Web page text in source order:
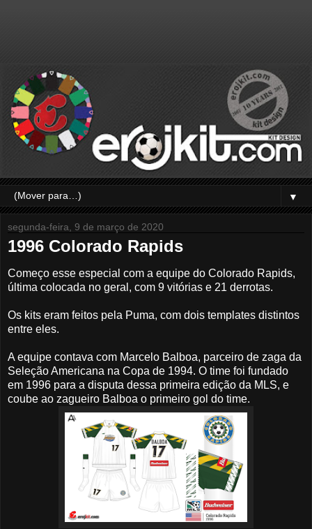
▼
segunda-feira, 9 de março de 2020
1996 Colorado Rapids
Começo esse especial com a equipe do Colorado Rapids,
última colocada no geral, com 9 vitórias e 21 derrotas.
Os kits eram feitos pela Puma, com dois templates distintos
entre eles.
A equipe contava com Marcelo Balboa, parceiro de zaga da
Seleção Americana na Copa de 1994. O time foi fundado
em 1996 para a disputa dessa primeira edição da MLS, e
coube ao zagueiro Balboa o primeiro gol do time.